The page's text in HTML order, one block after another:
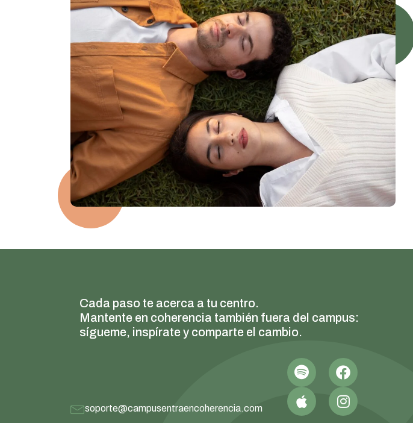
Cada paso te acerca a tu centro.
Mantente en coherencia también fuera del campus:
sígueme, inspírate y comparte el cambio.
soporte@campusentraencoherencia.com